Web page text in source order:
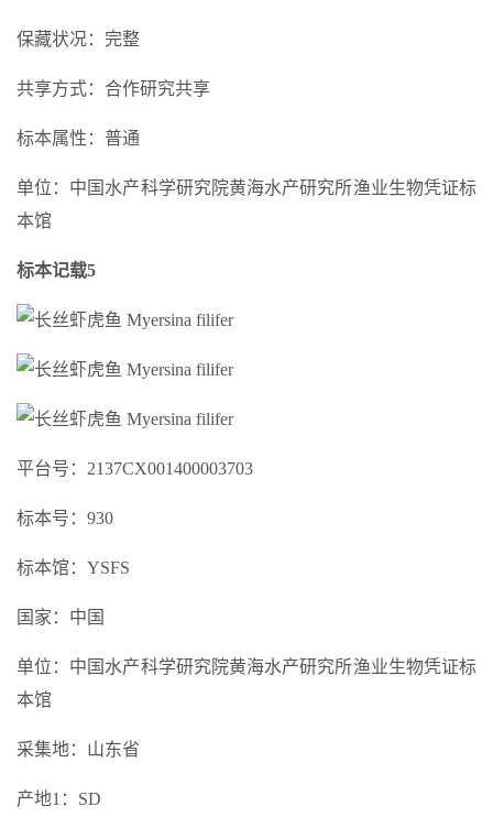
保藏状况：完整
共享方式：合作研究共享
标本属性：普通
单位：中国水产科学研究院黄海水产研究所渔业生物凭证标
本馆
标本记载5
平台号：2137CX001400003703
标本号：930
标本馆：YSFS
国家：中国
单位：中国水产科学研究院黄海水产研究所渔业生物凭证标
本馆
采集地：山东省
产地1：SD